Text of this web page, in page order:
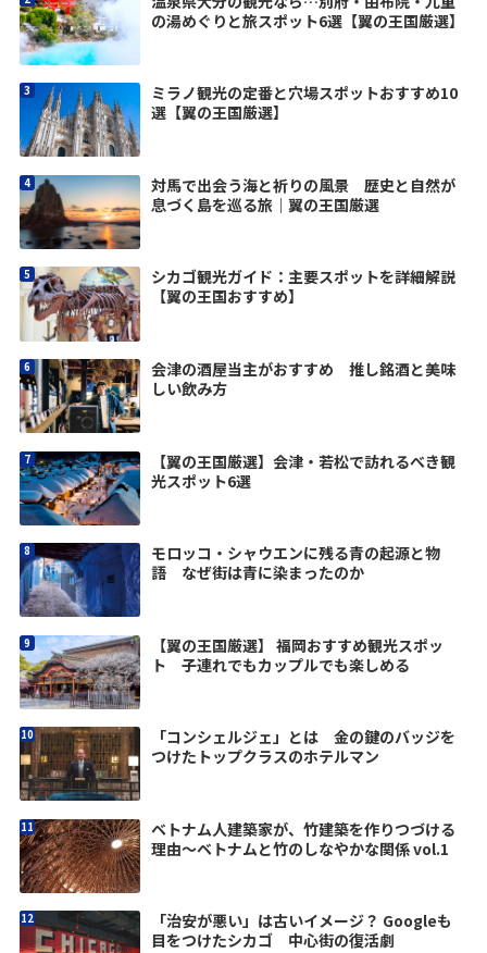
の湯めぐりと旅スポット6選【翼の王国厳選】
ミラノ観光の定番と穴場スポットおすすめ10
選【翼の王国厳選】
対馬で出会う海と祈りの風景 歴史と自然が
息づく島を巡る旅｜翼の王国厳選
シカゴ観光ガイド：主要スポットを詳細解説
【翼の王国おすすめ】
会津の酒屋当主がおすすめ 推し銘酒と美味
しい飲み方
【翼の王国厳選】会津・若松で訪れるべき観
光スポット6選
モロッコ・シャウエンに残る青の起源と物
語 なぜ街は青に染まったのか
【翼の王国厳選】 福岡おすすめ観光スポッ
ト 子連れでもカップルでも楽しめる
「コンシェルジェ」とは 金の鍵のバッジを
つけたトップクラスのホテルマン
ベトナム人建築家が、竹建築を作りつづける
理由〜ベトナムと竹のしなやかな関係 vol.1
「治安が悪い」は古いイメージ？ Googleも
目をつけたシカゴ 中心街の復活劇